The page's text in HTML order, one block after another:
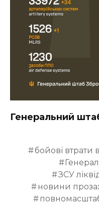
Генеральний
бойові втрати
ЗСУ
новини